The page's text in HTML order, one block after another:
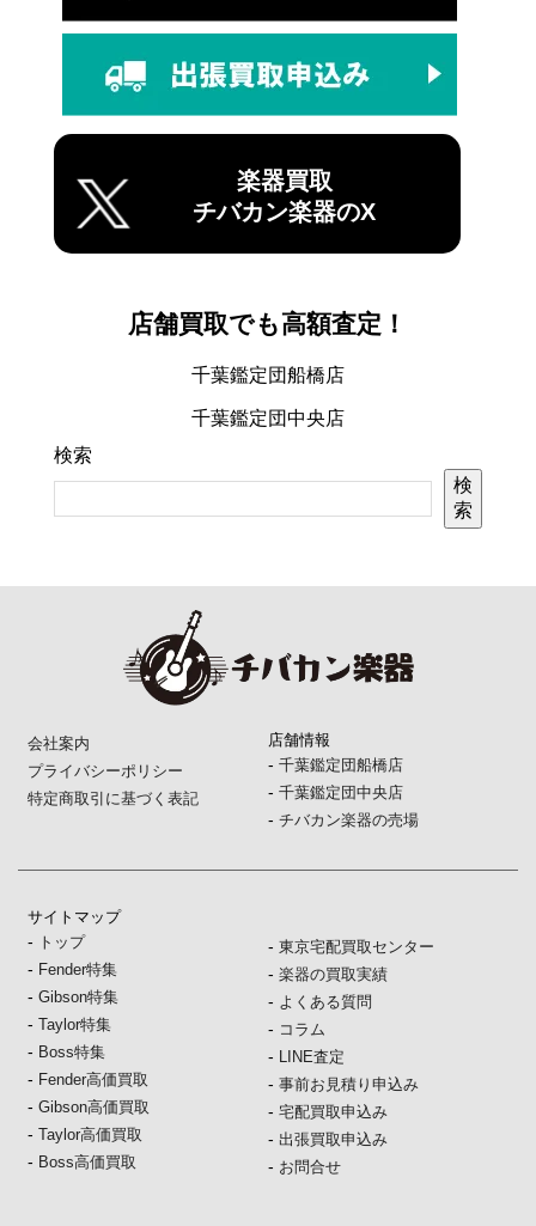
楽器買取
チバカン楽器のX
店舗買取でも高額査定！
千葉鑑定団船橋店
千葉鑑定団中央店
検索
検
索
会社案内
プライバシーポリシー
特定商取引に基づく表記
店舗情報
- 千葉鑑定団船橋店
- 千葉鑑定団中央店
- チバカン楽器の売場
サイトマップ
- トップ
- Fender特集
-Gibson特集
-Taylor特集
- Boss特集
- Fender高価買取
-Gibson高価買取
-Taylor高価買取
- Boss高価買取
- 東京宅配買取センター
- 楽器の買取実績
- よくある質問
- コラム
- LINE査定
- 事前お見積り申込み
- 宅配買取申込み
- 出張買取申込み
- お問合せ